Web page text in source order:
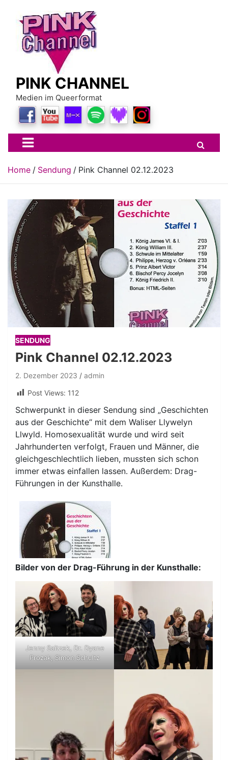
content
PINK CHANNEL
Medien im Queerformat
Home Sendung Pink Channel 02.12.2023
SENDUNG
Pink Channel 02.12.2023
2. Dezember 2023
admin
Post Views: 112
Schwerpunkt in dieser Sendung sind „Geschichten
aus der Geschichte“ mit dem Waliser Llywelyn
Llwyld. Homosexualität wurde und wird seit
Jahrhunderten verfolgt, Frauen und Männer, die
gleichgeschlechtlich lieben, mussten sich schon
immer etwas einfallen lassen. Außerdem: Drag-
Führungen in der Kunsthalle.
Bilder von der Drag-Führung in der Kunsthalle:
Jenny Saitzek, Dr. Dyane
Prozak, Simon Schultz